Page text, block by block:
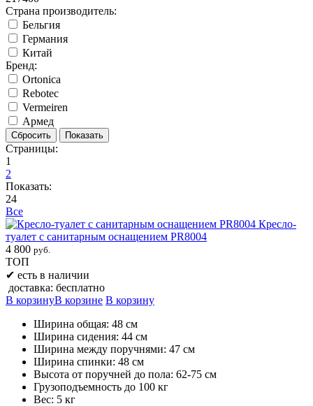
Страна производитель:
Бельгия
Германия
Китай
Бренд:
Ortonica
Rebotec
Vermeiren
Армед
Страницы:
1
2
Показать:
24
Все
Кресло-
туалет с санитарным оснащением PR8004
4 800 руб.
ТОП
✔ есть в наличии
доставка: бесплатно
В корзинуВ корзине В корзину
Ширина общая: 48 см
Ширина сидения: 44 см
Ширина между поручнями: 47 см
Ширина спинки: 48 см
Высота от поручней до пола: 62-75 см
Грузоподъемность до 100 кг
Вес: 5 кг